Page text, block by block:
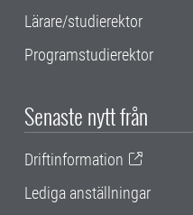
Lärare/studierektor
Programstudierektor
Senaste nytt från
Driftinformation
Lediga anställningar